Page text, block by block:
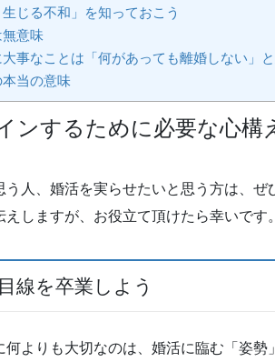
じる不和」を知っておこう
意味
事なことは「何があっても離婚しない」
当の意味
ンするために必要な心構
う人、婚活を実らせたいと思う方は、
しますが、お役立て頂けたら幸いです。
線を卒業しよう
よりも大切なのは、婚活に臨む「姿勢